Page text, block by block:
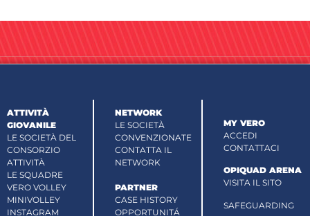
ATTIVITÀ
GIOVANILE
LE SOCIETÀ DEL
CONSORZIO
ATTIVITÀ
LE SQUADRE
VERO VOLLEY
MINIVOLLEY
INSTAGRAM
NETWORK
LE SOCIETÀ
CONVENZIONATE
CONTATTA IL
NETWORK
PARTNER
CASE HISTORY
OPPORTUNITÁ
MY VERO
ACCEDI
CONTATTACI
OPIQUAD ARENA
VISITA IL SITO
SAFEGUARDING